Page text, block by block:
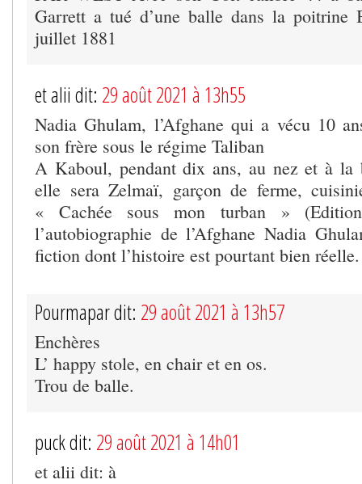
Garrett a tué d’une balle dans la
juillet 1881
et alii dit: 29 août 2021 à 13h55
Nadia Ghulam, l’Afghane qui a vécu 10
son frère sous le régime Taliban
A Kaboul, pendant dix ans, au nez et à la
elle sera Zelmaï, garçon de ferme,
« Cachée sous mon turban »
l’autobiographie de l’Afghane Nadia
fiction dont l’histoire est pourtant bien réelle.
Pourmapar dit: 29 août 2021 à 13h57
Enchères
L’ happy stole, en chair et en os.
Trou de balle.
puck dit: 29 août 2021 à 14h01
et alii dit: à